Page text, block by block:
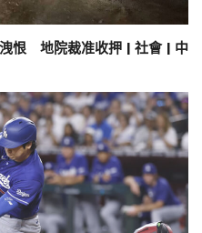
恨 地院裁准收押 | 社會 | 中